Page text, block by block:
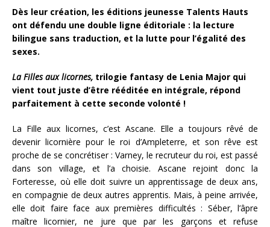
Dès leur création, les éditions jeunesse Talents Hauts
ont défendu une double ligne éditoriale : la lecture
bilingue sans traduction, et la lutte pour l’égalité des
sexes.
La Filles aux licornes, trilogie fantasy de Lenia Major qui
vient tout juste d’être rééditée en intégrale, répond
parfaitement à cette seconde volonté !
La Fille aux licornes, c’est Ascane. Elle a toujours rêvé de
devenir licornière pour le roi d’Ampleterre, et son rêve est
proche de se concrétiser : Varney, le recruteur du roi, est passé
dans son village, et l’a choisie. Ascane rejoint donc la
Forteresse, où elle doit suivre un apprentissage de deux ans,
en compagnie de deux autres apprentis. Mais, à peine arrivée,
elle doit faire face aux premières difficultés : Séber, l’âpre
maître licornier, ne jure que par les garçons et refuse